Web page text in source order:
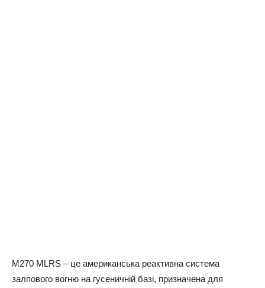
M270 MLRS – це американська реактивна система
залпового вогню на гусеничній базі, призначена для